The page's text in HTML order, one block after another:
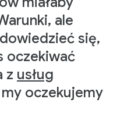
ale
się,
oczekiwać
z usług
oczekujemy